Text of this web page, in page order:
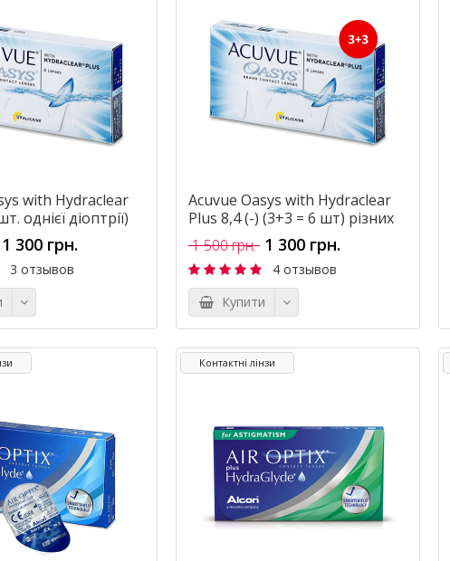
with Hydraclear
однієї діоптрії)
1 300 грн.
3 отзывов
Acuvue Oasys with Hydraclear
Plus 8,4 (-) (3+3 = 6 шт) різних
діоптрій
1 500 грн. 1 300 грн.
4 отзывов
Купити
Контактні лінзи